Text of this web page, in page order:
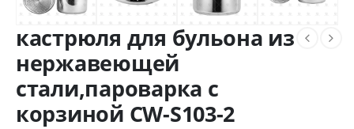
кастрюля для бульона из
нержавеющей
стали,пароварка с
корзиной CW-S103-2